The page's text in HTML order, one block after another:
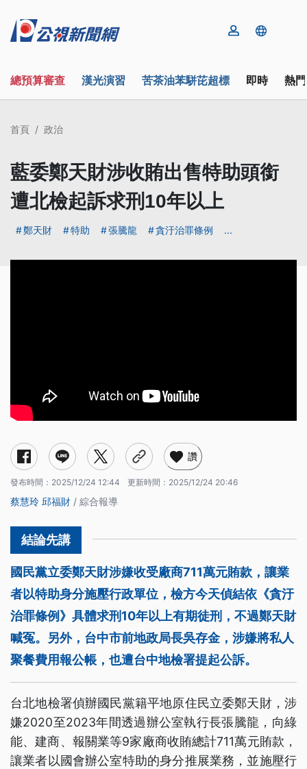
總預算審查 漢光演習 苦茶油苯駢芘超標 即時 熱
首頁 政治
藍委鄭天財涉收賄出售特助頭銜
遭北檢起訴求刑10年以上
鄭天財 特助 張騰龍 貪汙治罪條例 ...
讚
發布時間： 2025/12/24 12:44 更新時間： 2025/12/24 20:46
蔡慧玲 邱福財 / 綜合報導
國民黨立委鄭天財涉嫌收受廠商711萬元賄款，讓業
者以特助身分施壓行政單位，檢方今天偵結依《貪汙
治罪條例》具體求刑10年以上有期徒刑，不過鄭天財
喊冤。另外，台中市前地政局長吳存金，涉嫌將私人
聚餐費用報公帳，也遭台中地檢署提起公訴。
台北地檢署偵辦國民黨籍平地原住民立委鄭天財，涉
嫌2020至2023年間透過辦公室執行長張騰龍，向綠
能、建商、報關業等9家廠商收賄總計711萬元賄款，
讓業者以國會辦公室特助的身分推展業務，並施壓行